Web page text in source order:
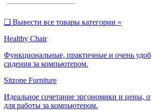
❑ Вывести все товары категории »
Healthy Chair
Функциональные, практичные и очень
сидения за компьютером.
Sitzone Furniture
Идеальное сочетание эргономики и цены,
для работы за компьютером.